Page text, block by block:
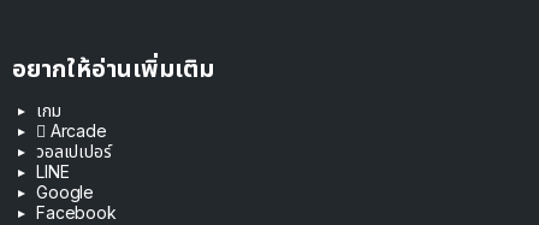
อยากให้อ่านเพิ่มเติม
เกม
 Arcade
วอลเปเปอร์
LINE
Google
Facebook